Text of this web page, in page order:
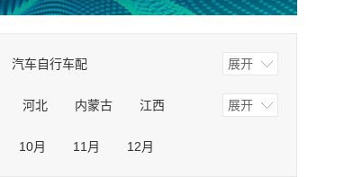
汽车自行车配
防护
农林牧渔宠物
展开
河北 内蒙古
江西
展开
10月 11月 12月